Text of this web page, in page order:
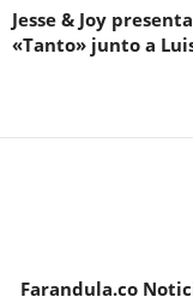
Jesse & Joy
«Tanto» junto a
Farandula.co